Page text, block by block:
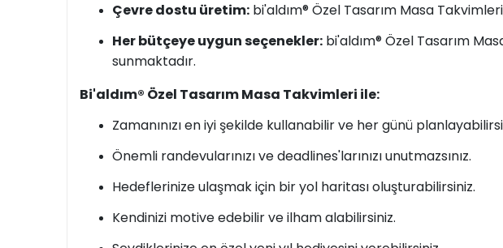
Çevre dostu üretim: bi'aldım® Özel Tasarım Masa
Her bütçeye uygun seçenekler: bi'aldım® Özel Tasarım
sunmaktadır.
Bi'aldım® Özel Tasarım Masa Takvimleri ile:
Zamanınızı en iyi şekilde kullanabilir ve her günü
Önemli randevularınızı ve deadlines'larınızı unutmazsınız.
Hedeflerinize ulaşmak için bir yol haritası oluşturabilirsiniz.
Kendinizi motive edebilir ve ilham alabilirsiniz.